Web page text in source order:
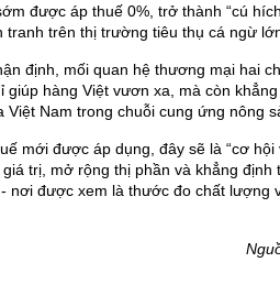
được áp thuế 0%, trở thành “cú
tranh trên thị trường tiêu thụ cá ngừ
định, mối quan hệ thương mại hai
giúp hàng Việt vươn xa, mà còn
Việt Nam trong chuỗi cung ứng nông
mới được áp dụng, đây sẽ là “cơ hội
trị, mở rộng thị phần và khẳng định
nơi được xem là thước đo chất lượng